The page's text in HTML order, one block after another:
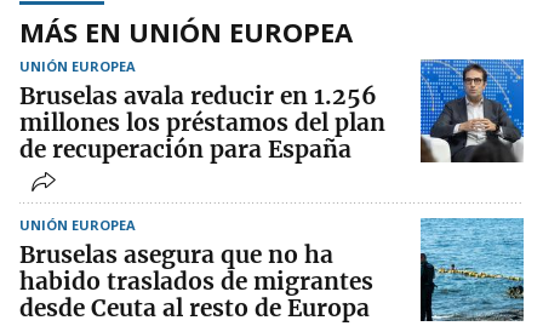
MÁS EN UNIÓN EUROPEA
UNIÓN EUROPEA
Bruselas avala reducir en 1.256
millones los préstamos del plan
de recuperación para España
UNIÓN EUROPEA
Bruselas asegura que no ha
habido traslados de migrantes
desde Ceuta al resto de Europa